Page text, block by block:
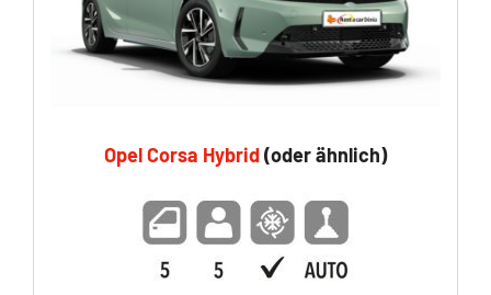
Opel Corsa Hybrid(oder ähnlich)